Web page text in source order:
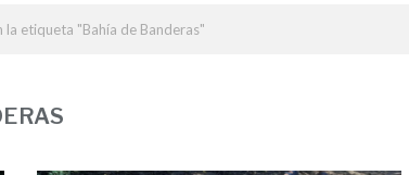
la etiqueta "Bahía de Banderas"